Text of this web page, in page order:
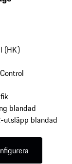
(HK)
blandad
utsläpp blandad